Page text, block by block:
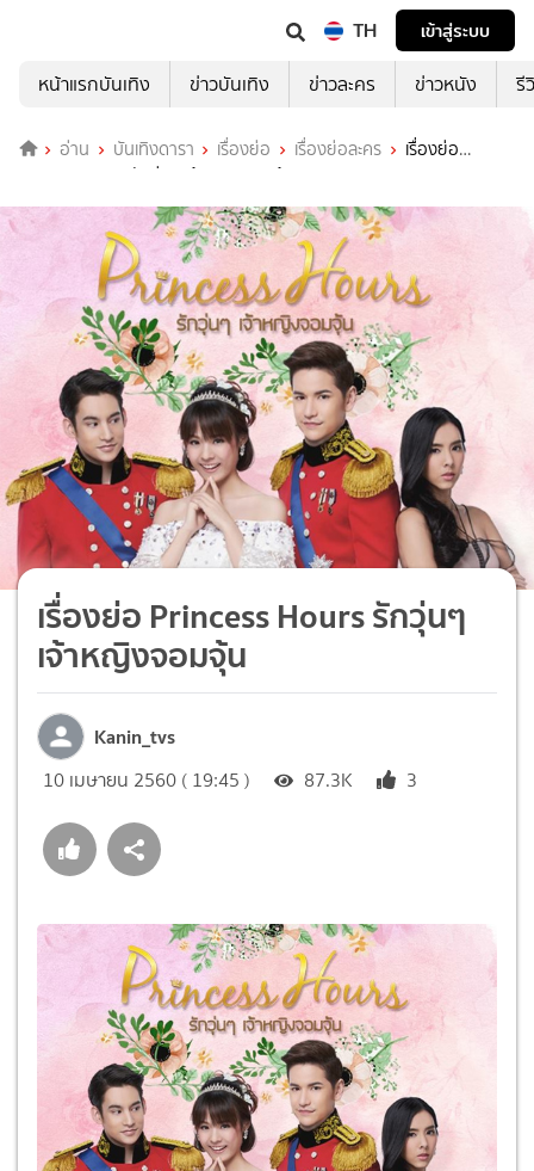
TH
เข้าสู่ระบบ
หน้าแรกบันเทิง
ข่าวบันเทิง ข่าวละคร ข่าวหนัง รี
อ่าน บันเทิงดารา เรื่องย่อ เรื่องย่อละคร
เรื่องย่อ
Princess Hours รักวุ่นๆ เจ้าหญิงจอมจุ้น
เรื่องย่อ Princess Hours รักวุ่นๆ
เจ้าหญิงจอมจุ้น
Kanin_tvs
10 เมษายน 2560 ( 19:45 ) 87.3K 3